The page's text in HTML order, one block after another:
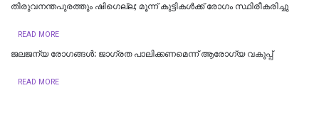
തിരുവനന്തപുരത്തും ഷിഗെല്ല; മൂന്ന് കുട്ടികൾക്ക് രോഗം സ്ഥിരീകരിച്ചു
READ MORE
ജലജന്യ രോഗങ്ങള്‍: ജാഗ്രത പാലിക്കണമെന്ന് ആരോഗ്യ വകുപ്പ്
READ MORE